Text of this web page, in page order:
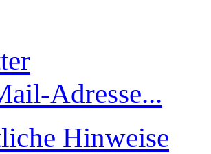
Adresse...
Hinweise